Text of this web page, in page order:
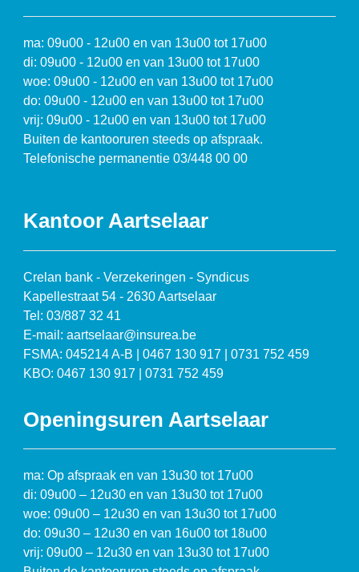
ma: 09u00 - 12u00 en van 13u00 tot 17u00
di: 09u00 - 12u00 en van 13u00 tot 17u00
woe: 09u00 - 12u00 en van 13u00 tot 17u00
do: 09u00 - 12u00 en van 13u00 tot 17u00
vrij: 09u00 - 12u00 en van 13u00 tot 17u00
Buiten de kantooruren steeds op afspraak.
Telefonische permanentie 03/448 00 00
Kantoor Aartselaar
Crelan bank - Verzekeringen - Syndicus
Kapellestraat 54 - 2630 Aartselaar
Tel: 03/887 32 41
E-mail: aartselaar@insurea.be
FSMA: 045214 A-B | 0467 130 917 | 0731 752 459
KBO: 0467 130 917 | 0731 752 459
Openingsuren Aartselaar
ma: Op afspraak en van 13u30 tot 17u00
di: 09u00 – 12u30 en van 13u30 tot 17u00
woe: 09u00 – 12u30 en van 13u30 tot 17u00
do: 09u30 – 12u30 en van 16u00 tot 18u00
vrij: 09u00 – 12u30 en van 13u30 tot 17u00